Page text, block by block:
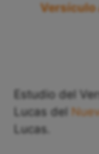
Versículo
Estudio del
Lucas del
Lucas.